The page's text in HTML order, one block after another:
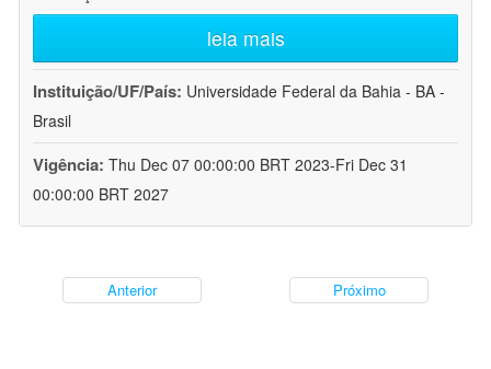
leia mais
Instituição/UF/País: Universidade Federal da Bahia - BA -
Brasil
Vigência: Thu Dec 07 00:00:00 BRT 2023-Fri Dec 31
00:00:00 BRT 2027
Anterior Próximo